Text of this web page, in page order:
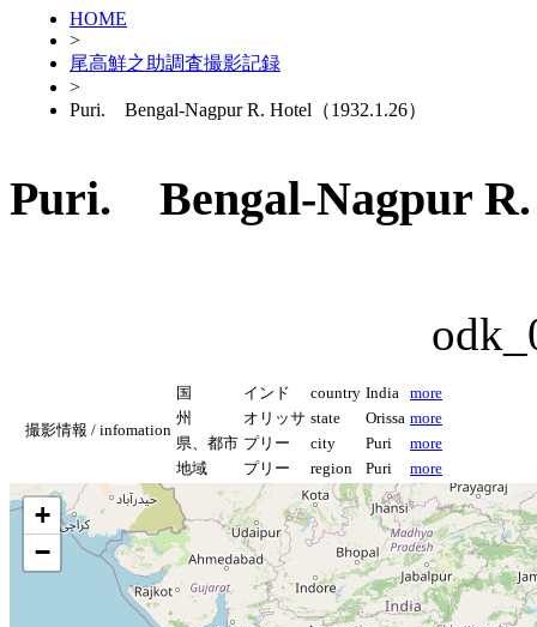
HOME
>
尾高鮮之助調査撮影記録
>
Puri. Bengal-Nagpur R. Hotel（1932.1.26）
Puri. Bengal-Nagpur R.
撮影情報 / infomation
国 インド country India
more
州
オリッサ state Orissa more
県、都市 プリー city Puri
more
地域
プリー region Puri more
+
−